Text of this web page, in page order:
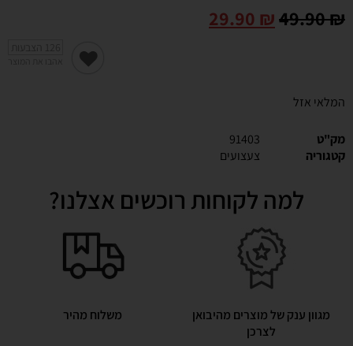
49.90₪
29.90 ₪
המלאי אזל
מק"ט
91403
קטגוריה
צעצועים
למה לקוחות רוכשים אצלנו?
מגוון ענק של מוצרים מהיבואן
לצרכן
משלוח מהיר